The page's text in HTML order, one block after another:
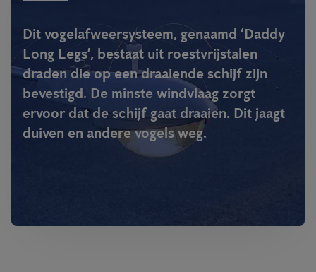
Dit vogelafweersysteem, genaamd ‘Daddy
Long Legs’, bestaat uit roestvrijstalen
draden die op een draaiende schijf zijn
bevestigd. De minste windvlaag zorgt
ervoor dat de schijf gaat draaien. Dit jaagt
duiven en andere vogels weg.